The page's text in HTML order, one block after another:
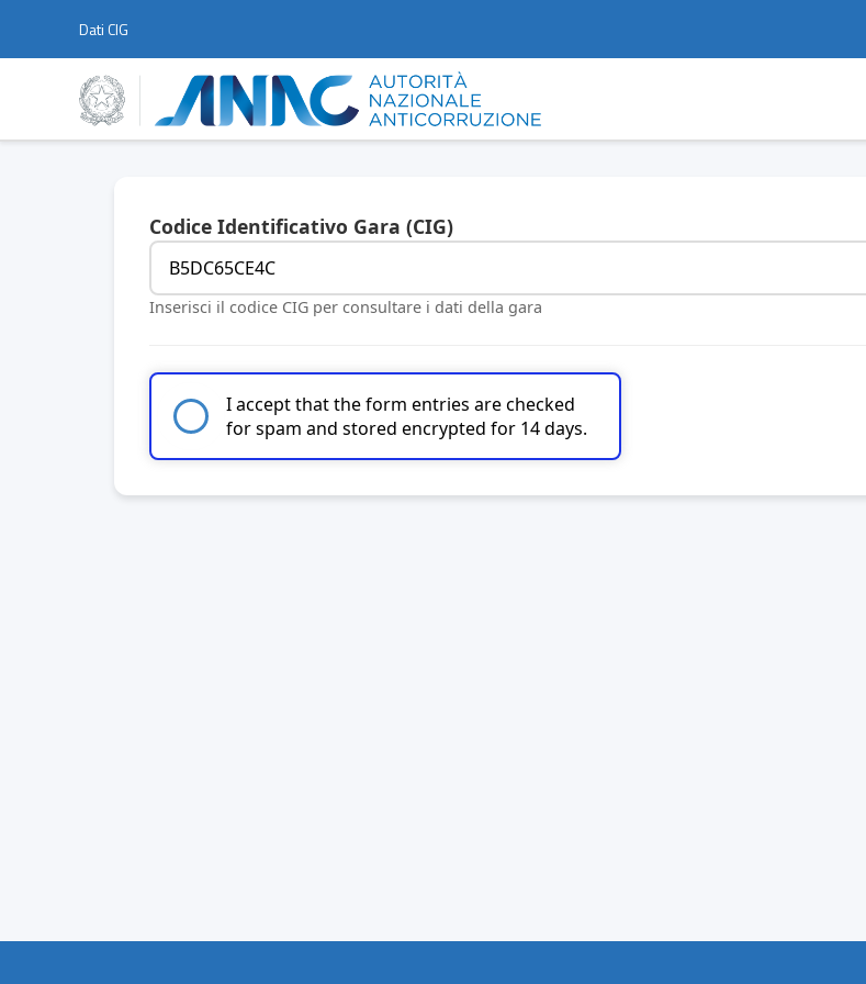
Dati CIG
Codice Identificativo Gara (CIG)
Inserisci il codice CIG per consultare i dati della gara
I accept that the form entries are checked
for spam and stored encrypted for 14 days.